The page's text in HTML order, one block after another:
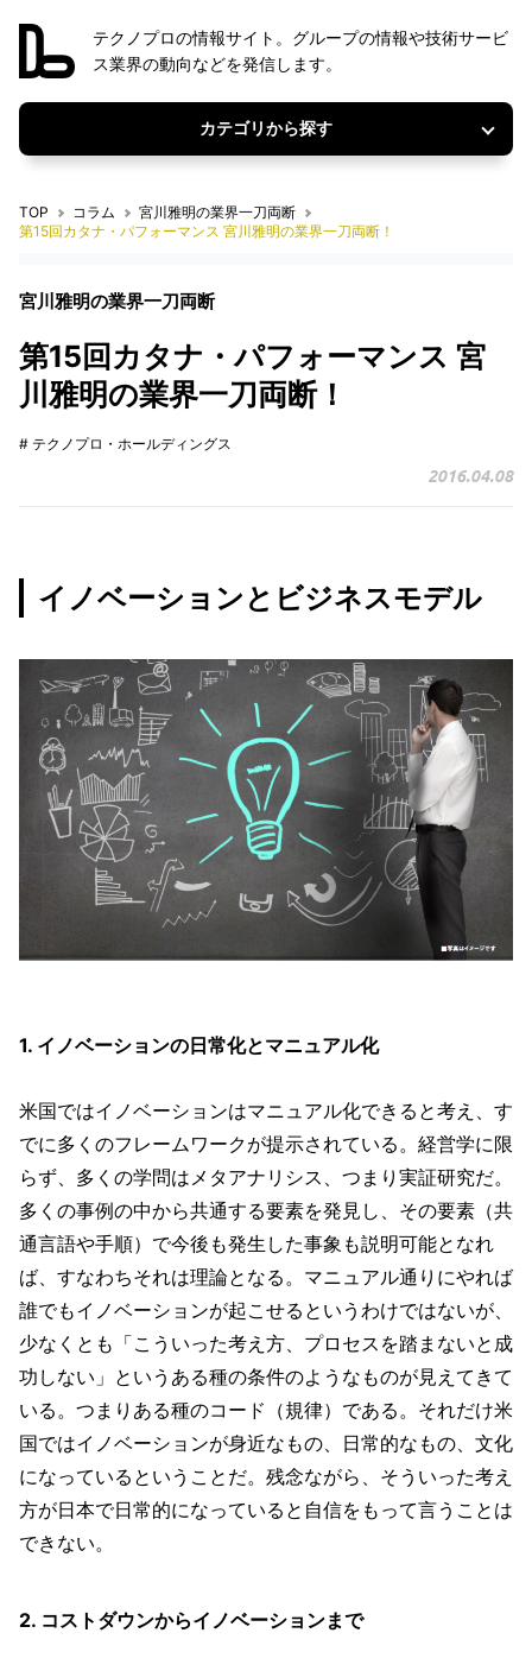
テクノプロの情報サイト。グループの情報や技術サービ
ス業界の動向などを発信します。
カテゴリから探す
TOP コラム
宮川雅明の業界一刀両断
第15回カタナ・パフォーマンス 宮川雅明の業界一刀両断！
宮川雅明の業界一刀両断
第15回カタナ・パフォーマンス 宮
川雅明の業界一刀両断！
# テクノプロ・ホールディングス
2016.04.08
イノベーションとビジネスモデル
1. イノベーションの日常化とマニュアル化
米国ではイノベーションはマニュアル化できると考え、す
でに多くのフレームワークが提示されている。経営学に限
らず、多くの学問はメタアナリシス、つまり実証研究だ。
多くの事例の中から共通する要素を発見し、その要素（共
通言語や手順）で今後も発生した事象も説明可能となれ
ば、すなわちそれは理論となる。マニュアル通りにやれば
誰でもイノベーションが起こせるというわけではないが、
少なくとも「こういった考え方、プロセスを踏まないと成
功しない」というある種の条件のようなものが見えてきて
いる。つまりある種のコード（規律）である。それだけ米
国ではイノベーションが身近なもの、日常的なもの、文化
になっているということだ。残念ながら、そういった考え
方が日本で日常的になっていると自信をもって言うことは
できない。
2. コストダウンからイノベーションまで